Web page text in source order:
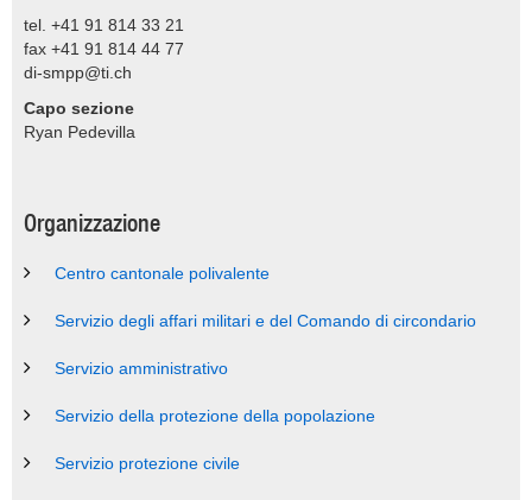
tel. +41 91 814 33 21
fax +41 91 814 44 77
di-smpp@ti.ch
Capo sezione
Ryan Pedevilla
Organizzazione
Centro cantonale polivalente
Servizio degli affari militari e del Comando di circondario
Servizio amministrativo
Servizio della protezione della popolazione
Servizio protezione civile